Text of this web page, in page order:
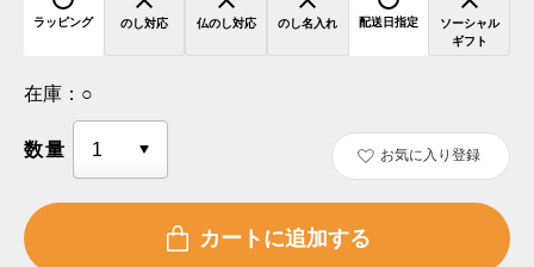
ラッピング のし対応 仏のし対応 のし名入れ 配送日指定
ソーシャル
ギフト
在庫： ○
数量 お気に入り登録